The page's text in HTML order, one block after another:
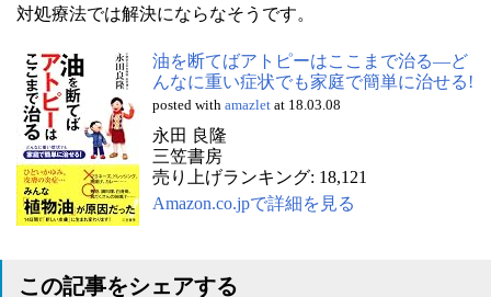
対処療法では解決にならなそうです。
油を断てばアトピーはここまで治る―ど
んなに重い症状でも家庭で簡単に治せる!
posted with amazlet at 18.03.08
永田 良隆
三笠書房
売り上げランキング: 18,121
Amazon.co.jpで詳細を見る
この記事をシェアする